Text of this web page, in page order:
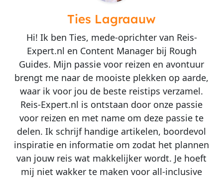
Ties Lagraauw
Hi! Ik ben Ties, mede-oprichter van Reis-
Expert.nl en Content Manager bij Rough
Guides. Mijn passie voor reizen en avontuur
brengt me naar de mooiste plekken op aarde,
waar ik voor jou de beste reistips verzamel.
Reis-Expert.nl is ontstaan door onze passie
voor reizen en met name om deze passie te
delen. Ik schrijf handige artikelen, boordevol
inspiratie en informatie om zodat het plannen
van jouw reis wat makkelijker wordt. Je hoeft
mij niet wakker te maken voor all-inclusive